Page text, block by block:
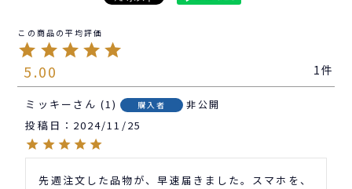
5.00 1
ミッキー 1 購入者 非公開
投稿日 2024/11/25
先週注文した品物が、早速届きました。スマホを、